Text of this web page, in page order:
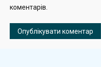
коментарів.